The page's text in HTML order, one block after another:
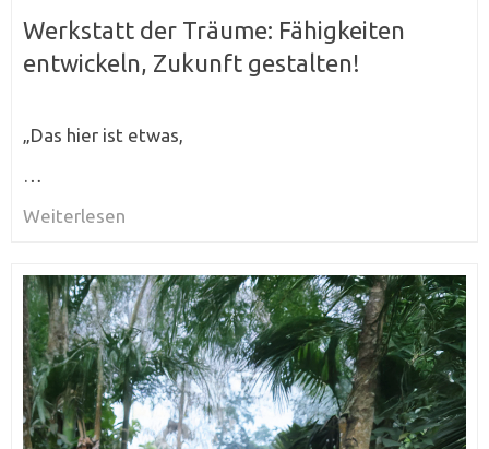
Werkstatt der Träume: Fähigkeiten
entwickeln, Zukunft gestalten!
„Das hier ist etwas,
Weiterlesen